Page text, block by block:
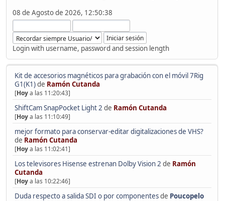
08 de Agosto de 2026, 12:50:38
Login with username, password and session length
Kit de accesorios magnéticos para grabación con el móvil 7Rig
G1(K1)de Ramón Cutanda
[Hoya las 11:20:43]
ShiftCam SnapPocket Light 2 de Ramón Cutanda
[Hoya las 11:10:49]
mejor formato para conservar-editar digitalizaciones de VHS?
de Ramón Cutanda
[Hoya las 11:02:41]
Los televisores Hisense estrenan Dolby Vision 2 de Ramón
Cutanda
[Hoya las 10:22:46]
Duda respecto a salida SDI o por componentesde Poucopelo